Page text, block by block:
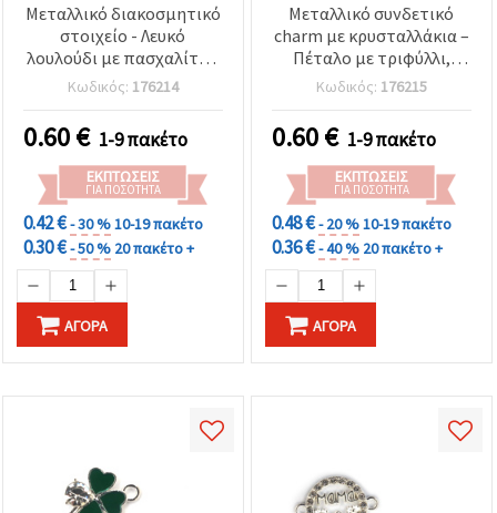
Μεταλλικό διακοσμητικό
στοιχείο - Λευκό
λουλούδι με πασχαλίτσα
και κρύσταλλο, 17x15x3
mm, οπή 1,5 mm, ασημί
χρώμα - 2 τεμάχια
Κωδικός: 176214
0.60€ 1-9 πακέτο
ΕΚΠΤΏΣΕΙΣ
ΓΙΑ ΠΟΣΌΤΗΤΑ
0.42 €- 30 %10-19 πακέτο
0.30 €- 50 % 20 πακέτο +
ΑΓΟΡΆ
Μεταλλικό συνδετικό
charm με κρυσταλλάκια –
Πέταλο με τριφύλλι,
22x17x3 mm, Οπή: 2 mm,
ασημί χρώμα, 2 τεμ.
Κωδικός: 176215
0.60€ 1-9 πακέτο
ΕΚΠΤΏΣΕΙΣ
ΓΙΑ ΠΟΣΌΤΗΤΑ
0.48 €- 20 %10-19 πακέτο
0.36 €- 40 % 20 πακέτο +
ΑΓΟΡΆ